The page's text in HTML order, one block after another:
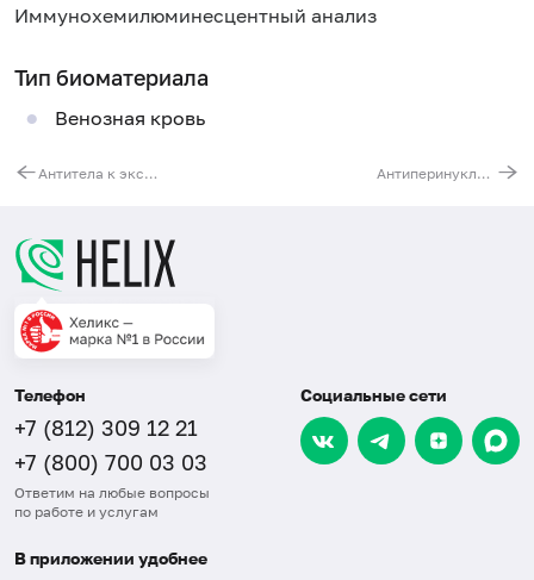
Иммунохемилюминесцентный анализ
Тип биоматериала
Венозная кровь
Антитела к экстрагируемому ядерному антигену (ENA-скрин) Антиперинуклеарный фактор, IgG
Телефон
+7 (812) 309 12 21
+7 (800) 700 03 03
Ответим на любые вопросы
по работе и услугам
Социальные сети
В приложении удобнее